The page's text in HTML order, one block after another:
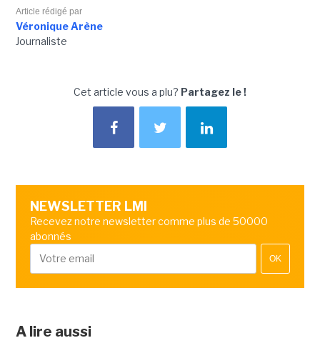
Article rédigé par
Véronique Arène
Journaliste
Cet article vous a plu? Partagez le !
NEWSLETTER LMI
Recevez notre newsletter comme plus de 50000
abonnés
OK
A lire aussi